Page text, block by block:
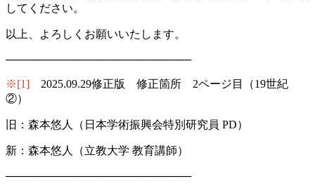
してください。
以上、よろしくお願いいたします。
────────────────────────
※[1] 2025.09.29修正版 修正箇所 2ページ目（19世紀
②）
旧：森本悠人（日本学術振興会特別研究員 PD）
新：森本悠人（立教大学 教育講師）
────────────────────────